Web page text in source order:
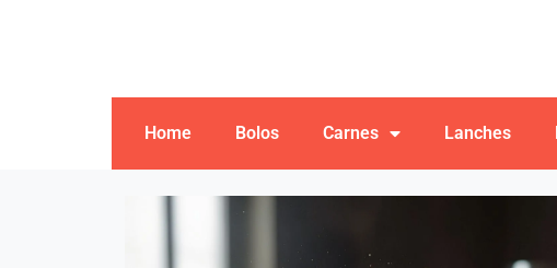
Home Bolos Carnes Lanches